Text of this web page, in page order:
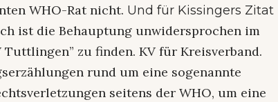
WHO-Rat nicht. Und für Kissingers Zitat
ist die Behauptung unwidersprochen im
Tuttlingen” zu finden. KV für Kreisverband.
rund um eine sogenannte
seitens der WHO, um eine